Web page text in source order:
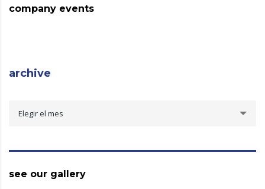
company events
archive
Elegir el mes
see our gallery